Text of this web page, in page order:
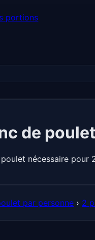
portions
de
nécessaire
par personne › 2